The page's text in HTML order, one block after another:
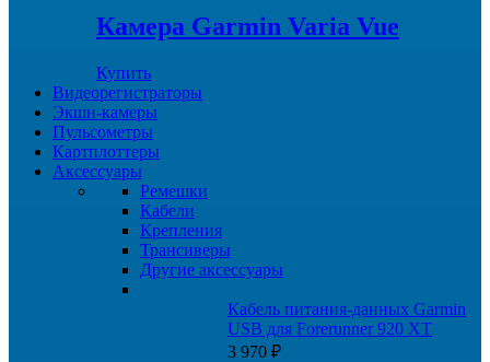
Камера Garmin Varia Vue
Купить
Видеорегистраторы
Экшн-камеры
Пульсометры
Картплоттеры
Аксессуары
Ремешки
Кабели
Крепления
Трансиверы
Другие аксессуары
Кабель питания-данных Garmin
USB для Forerunner 920 XT
3 970 ₽